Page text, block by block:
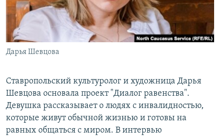
СОЦИАЛЬНЫЕ СЕТИ
Все сайты РСЕ/РС
Дарья Шевцова
Ставропольский культуролог и художница Дарья
Шевцова основала проект "Диалог равенства".
Девушка рассказывает о людях с инвалидностью,
которые живут обычной жизнью и готовы на
равных общаться с миром. В интервью